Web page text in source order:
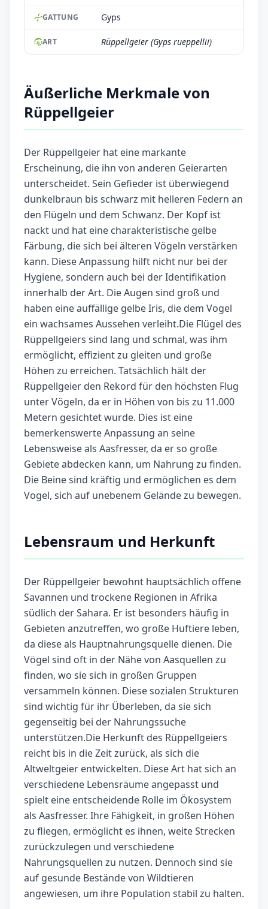
GATTUNG Gyps
ART Rüppellgeier (Gyps rueppellii)
Äußerliche Merkmale von
Rüppellgeier
Der Rüppellgeier hat eine markante
Erscheinung, die ihn von anderen Geierarten
unterscheidet. Sein Gefieder ist überwiegend
dunkelbraun bis schwarz mit helleren Federn an
den Flügeln und dem Schwanz. Der Kopf ist
nackt und hat eine charakteristische gelbe
Färbung, die sich bei älteren Vögeln verstärken
kann. Diese Anpassung hilft nicht nur bei der
Hygiene, sondern auch bei der Identifikation
innerhalb der Art. Die Augen sind groß und
haben eine auffällige gelbe Iris, die dem Vogel
ein wachsames Aussehen verleiht.Die Flügel des
Rüppellgeiers sind lang und schmal, was ihm
ermöglicht, effizient zu gleiten und große
Höhen zu erreichen. Tatsächlich hält der
Rüppellgeier den Rekord für den höchsten Flug
unter Vögeln, da er in Höhen von bis zu 11.000
Metern gesichtet wurde. Dies ist eine
bemerkenswerte Anpassung an seine
Lebensweise als Aasfresser, da er so große
Gebiete abdecken kann, um Nahrung zu finden.
Die Beine sind kräftig und ermöglichen es dem
Vogel, sich auf unebenem Gelände zu bewegen.
Lebensraum und Herkunft
Der Rüppellgeier bewohnt hauptsächlich offene
Savannen und trockene Regionen in Afrika
südlich der Sahara. Er ist besonders häufig in
Gebieten anzutreffen, wo große Huftiere leben,
da diese als Hauptnahrungsquelle dienen. Die
Vögel sind oft in der Nähe von Aasquellen zu
finden, wo sie sich in großen Gruppen
versammeln können. Diese sozialen Strukturen
sind wichtig für ihr Überleben, da sie sich
gegenseitig bei der Nahrungssuche
unterstützen.Die Herkunft des Rüppellgeiers
reicht bis in die Zeit zurück, als sich die
Altweltgeier entwickelten. Diese Art hat sich an
verschiedene Lebensräume angepasst und
spielt eine entscheidende Rolle im Ökosystem
als Aasfresser. Ihre Fähigkeit, in großen Höhen
zu fliegen, ermöglicht es ihnen, weite Strecken
zurückzulegen und verschiedene
Nahrungsquellen zu nutzen. Dennoch sind sie
auf gesunde Bestände von Wildtieren
angewiesen, um ihre Population stabil zu halten.